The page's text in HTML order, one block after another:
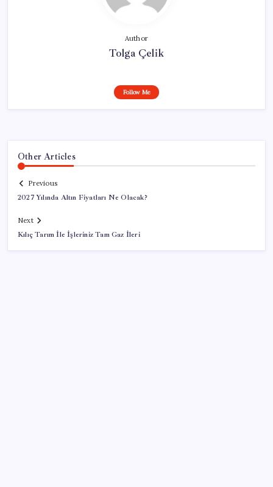
Author
Tolga Çelik
Follow Me
Other Articles
Previous
2027 Yılında Altın Fiyatları Ne Olacak?
Next
Kılıç Tarım İle İşleriniz Tam Gaz İleri